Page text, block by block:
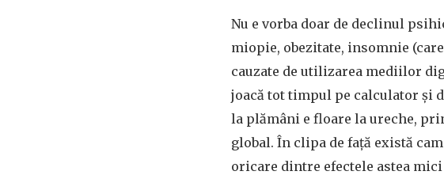
Nu e vorba doar de declinul
miopie, obezitate, insomnie
cauzate de utilizarea mediilor
joacă tot timpul pe calculator și
la plămâni e floare la ureche,
global. În clipa de față există
oricare dintre efectele astea